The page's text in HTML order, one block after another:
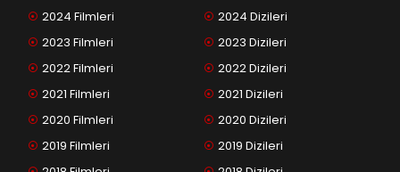
2024 Filmleri
2023 Filmleri
2022 Filmleri
2021 Filmleri
2020 Filmleri
2019 Filmleri
2024 Dizileri
2023 Dizileri
2022 Dizileri
2021 Dizileri
2020 Dizileri
2019 Dizileri